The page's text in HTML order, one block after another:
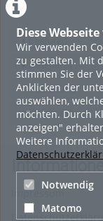
Diese
Wir verwenden
zu gestalten. Mit
stimmen Sie der
Anklicken der
auswählen,
möchten. Durch
anzeigen"
Weitere
Notwendig
Matomo
Beliebtheit
Bewertung
Kommentare
Impressum